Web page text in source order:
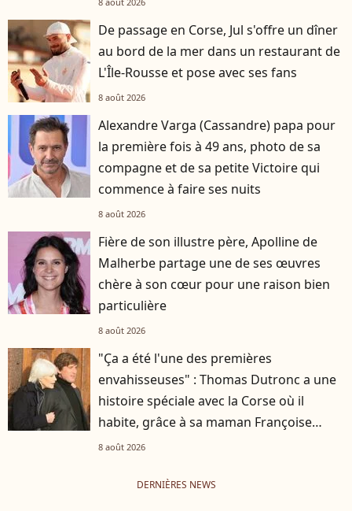
De passage en Corse, Jul s'offre un dîner
au bord de la mer dans un restaurant de
L'Île-Rousse et pose avec ses fans
8 août 2026
Alexandre Varga (Cassandre) papa pour
la première fois à 49 ans, photo de sa
compagne et de sa petite Victoire qui
commence à faire ses nuits
8 août 2026
Fière de son illustre père, Apolline de
Malherbe partage une de ses œuvres
chère à son cœur pour une raison bien
particulière
8 août 2026
"Ça a été l'une des premières
envahisseuses" : Thomas Dutronc a une
histoire spéciale avec la Corse où il
habite, grâce à sa maman Françoise
Hardy
8 août 2026
DERNIÈRES NEWS